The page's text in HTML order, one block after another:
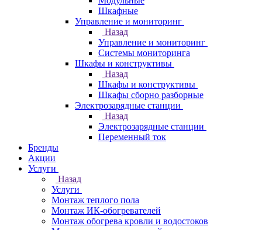
Шкафные
Управление и мониторинг
Назад
Управление и мониторинг
Системы мониторинга
Шкафы и конструктивы
Назад
Шкафы и конструктивы
Шкафы сборно разборные
Электрозарядные станции
Назад
Электрозарядные станции
Переменный ток
Бренды
Акции
Услуги
Назад
Услуги
Монтаж теплого пола
Монтаж ИК-обогревателей
Монтаж обогрева кровли и водостоков